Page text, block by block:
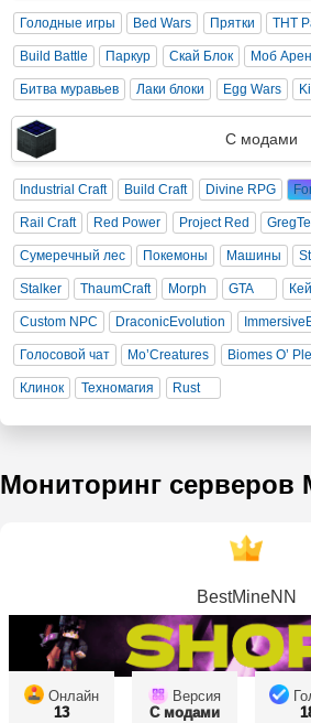
Голодные игры Bed Wars Прятки ТНТ
Build Battle Паркур Скай Блок Моб
Битва муравьев Лаки блоки Egg Wars
С модами
Industrial Craft Build Craft Divine RPG
Rail Craft Red Power Project Red
Сумеречный лес Покемоны Машины
Stalker ThaumCraft Morph GTA
Custom NPC DraconicEvolution
Голосовой чат Mo’Creatures Biomes O’
Клинок Техномагия Rust
Мониторинг серверов
BestMineNN
Онлайн
13
Версия
С модами